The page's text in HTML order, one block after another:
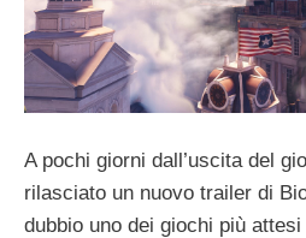
A pochi giorni dall’uscita del
rilasciato un nuovo trailer di
dubbio uno dei giochi più